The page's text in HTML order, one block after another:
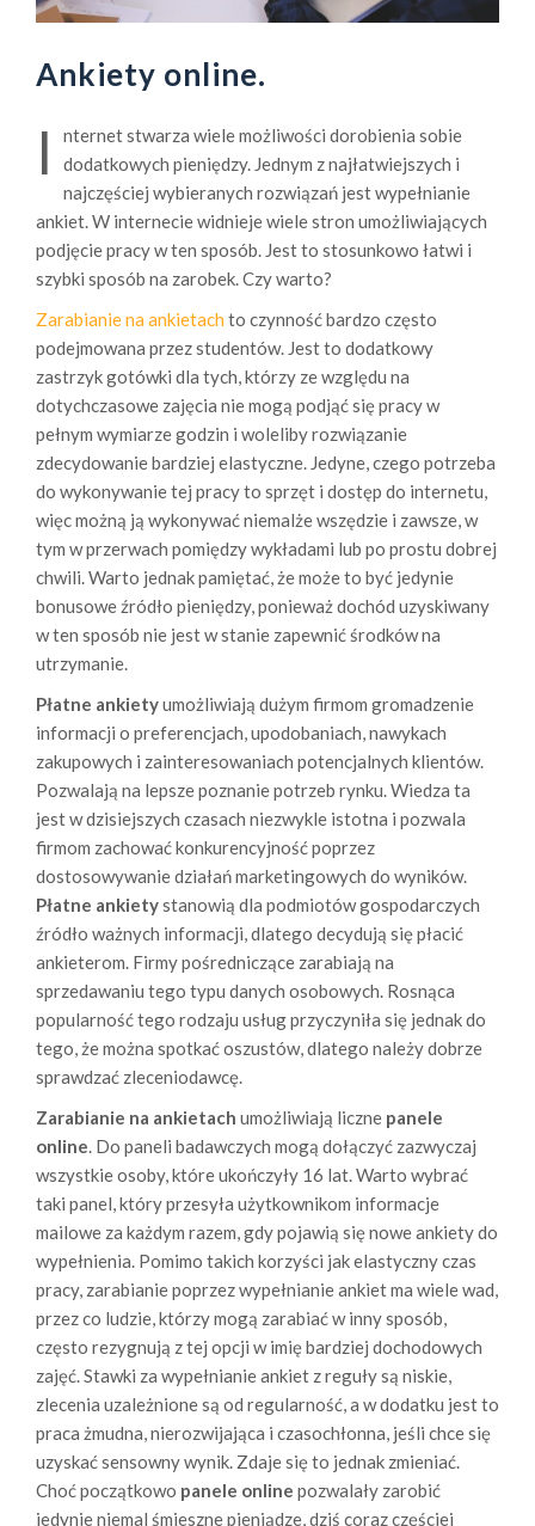
Ankiety online.
I
nternet stwarza wiele możliwości dorobienia sobie
dodatkowych pieniędzy. Jednym z najłatwiejszych i
najczęściej wybieranych rozwiązań jest wypełnianie
ankiet. W internecie widnieje wiele stron umożliwiających
podjęcie pracy w ten sposób. Jest to stosunkowo łatwi i
szybki sposób na zarobek. Czy warto?
Zarabianie na ankietach to czynność bardzo często
podejmowana przez studentów. Jest to dodatkowy
zastrzyk gotówki dla tych, którzy ze względu na
dotychczasowe zajęcia nie mogą podjąć się pracy w
pełnym wymiarze godzin i woleliby rozwiązanie
zdecydowanie bardziej elastyczne. Jedyne, czego potrzeba
do wykonywanie tej pracy to sprzęt i dostęp do internetu,
więc możną ją wykonywać niemalże wszędzie i zawsze, w
tym w przerwach pomiędzy wykładami lub po prostu dobrej
chwili. Warto jednak pamiętać, że może to być jedynie
bonusowe źródło pieniędzy, ponieważ dochód uzyskiwany
w ten sposób nie jest w stanie zapewnić środków na
utrzymanie.
Płatne ankietyumożliwiają dużym firmom gromadzenie
informacji o preferencjach, upodobaniach, nawykach
zakupowych i zainteresowaniach potencjalnych klientów.
Pozwalają na lepsze poznanie potrzeb rynku. Wiedza ta
jest w dzisiejszych czasach niezwykle istotna i pozwala
firmom zachować konkurencyjność poprzez
dostosowywanie działań marketingowych do wyników.
Płatne ankietystanowią dla podmiotów gospodarczych
źródło ważnych informacji, dlatego decydują się płacić
ankieterom. Firmy pośredniczące zarabiają na
sprzedawaniu tego typu danych osobowych. Rosnąca
popularność tego rodzaju usług przyczyniła się jednak do
tego, że można spotkać oszustów, dlatego należy dobrze
sprawdzać zleceniodawcę.
Zarabianie na ankietach umożliwiają liczne panele
online. Do paneli badawczych mogą dołączyć zazwyczaj
wszystkie osoby, które ukończyły 16 lat. Warto wybrać
taki panel, który przesyła użytkownikom informacje
mailowe za każdym razem, gdy pojawią się nowe ankiety do
wypełnienia. Pomimo takich korzyści jak elastyczny czas
pracy, zarabianie poprzez wypełnianie ankiet ma wiele wad,
przez co ludzie, którzy mogą zarabiać w inny sposób,
często rezygnują z tej opcji w imię bardziej dochodowych
zajęć. Stawki za wypełnianie ankiet z reguły są niskie,
zlecenia uzależnione są od regularność, a w dodatku jest to
praca żmudna, nierozwijająca i czasochłonna, jeśli chce się
uzyskać sensowny wynik. Zdaje się to jednak zmieniać.
Choć początkowo panele online pozwalały zarobić
jedynie niemal śmieszne pieniądze, dziś coraz częściej